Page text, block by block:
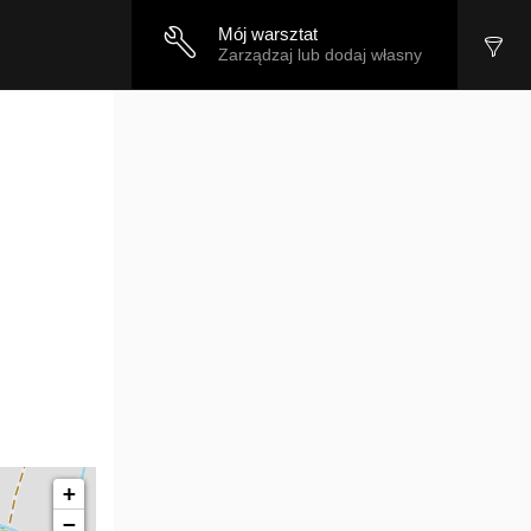
Mój warsztat
Zarządzaj lub dodaj własny
+
−